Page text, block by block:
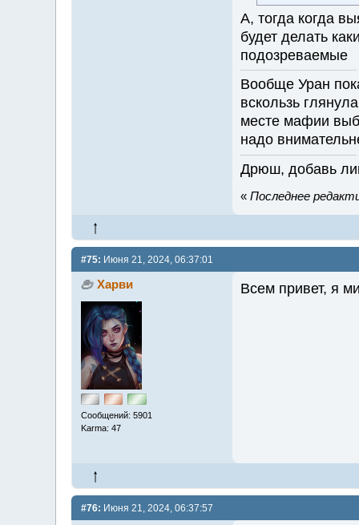
А, тогда когда
будет делать
подозреваемые
Вообще Уран
вскользь
месте мафии
надо
Дрюш, добавь
« Последнее
#75: Июня 21, 2024, 06:37:01
Харви
Сообщений: 5901
Karma: 47
Всем привет, я
#76: Июня 21, 2024, 06:37:57